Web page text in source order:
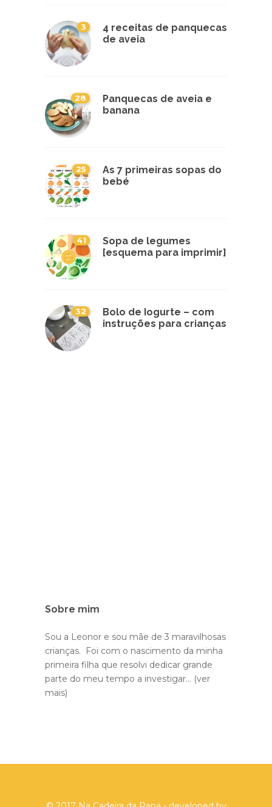
3
4 receitas de panquecas
de aveia
28
Panquecas de aveia e
banana
25
As 7 primeiras sopas do
bebé
41
Sopa de legumes
[esquema para imprimir]
32
Bolo de Iogurte – com
instruções para crianças
Sobre mim
Sou a Leonor e sou mãe de 3 maravilhosas
crianças. Foi com o nascimento da minha
primeira filha que resolvi dedicar grande
parte do meu tempo a investigar... (ver
mais)